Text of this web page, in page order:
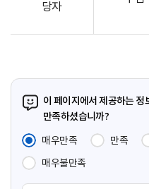
당자
이 페이지에서 제공하는 정
만족하셨습니까?
매우만족
만족
매우불만족